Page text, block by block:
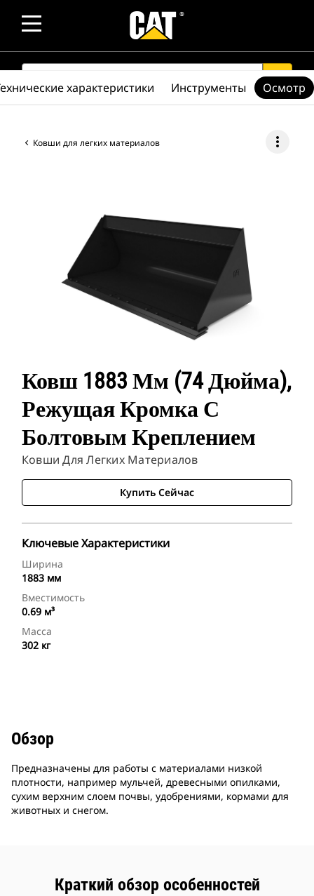
SEARCH search
Ковши для легких материалов more_vert
Ковш 1883 Мм (74 Дюйма),
Режущая Кромка С
Болтовым Креплением
Ковши Для Легких Материалов
Купить Сейчас
Ключевые Характеристики
Ширина
1883 мм
Вместимость
0.69 м³
Масса
302 кг
характеристики Инструменты Осмотр
Обзор
Предназначены для работы с материалами низкой
плотности, например мульчей, древесными опилками,
сухим верхним слоем почвы, удобрениями, кормами для
животных и снегом.
Краткий обзор особенностей